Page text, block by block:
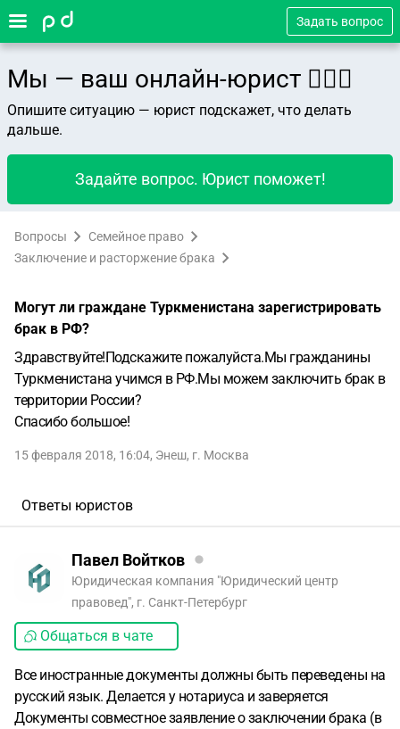
Задать вопрос
Мы — ваш онлайн-юрист 👨🏻‍⚖️
Опишите ситуацию — юрист подскажет, что делать
дальше.
Задайте вопрос. Юрист поможет!
Вопросы
Семейное право
Заключение и расторжение брака
Могут ли граждане Туркменистана зарегистрировать
брак в РФ?
Здравствуйте!Подскажите пожалуйста.Мы гражданины
Туркменистана учимся в РФ.Мы можем заключить брак в
территории России?
Спасибо большое!
15 февраля 2018, 16:04, Энеш, г. Москва
Ответы юристов
Павел Войтков
Юридическая компания "Юридический центр
правовед", г. Санкт-Петербург
Общаться в чате
Все иностранные документы должны быть переведены на
русский язык. Делается у нотариуса и заверяется
Документы совместное заявление о заключении брака (в